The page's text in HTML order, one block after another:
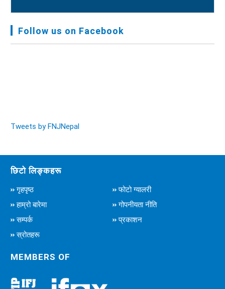
Audit Report FY-2076-077 - २०७७ कार्तिक २३
Follow us on Facebook
Tweets by FNJNepal
छिटो लिङ्कहरू
गृहपृष्ठ
फोटो ग्यालरी
हाम्रो बारेमा
गोपनीयता नीति
सम्पर्क
प्रकाशन
स्रोतहरू
MEMBERS OF